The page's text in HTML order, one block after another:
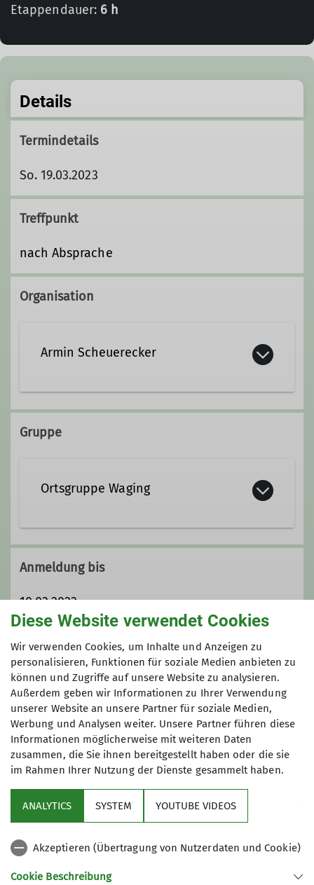
Etappendauer: 6 h
Details
Termindetails
So. 19.03.2023
Treffpunkt
nach Absprache
Organisation
Armin Scheuerecker
+49 151 56424748
Trainer*in C Skibergsteigen
Gruppe
Ortsgruppe Waging
Anmeldung bis
10.03.2023
Maximale Teilnehmeranzahl
6
wichtige Infos
Partner
Diese Website verwendet Cookies
Wir verwenden Cookies, um Inhalte und Anzeigen zu
personalisieren, Funktionen für soziale Medien anbieten zu
können und Zugriffe auf unsere Website zu analysieren.
Außerdem geben wir Informationen zu Ihrer Verwendung
unserer Website an unsere Partner für soziale Medien,
Werbung und Analysen weiter. Unsere Partner führen diese
Informationen möglicherweise mit weiteren Daten
zusammen, die Sie ihnen bereitgestellt haben oder die sie
im Rahmen Ihrer Nutzung der Dienste gesammelt haben.
ANALYTICS SYSTEM YOUTUBE VIDEOS
Akzeptieren (Übertragung von Nutzerdaten und Cookie)
Cookie Beschreibung